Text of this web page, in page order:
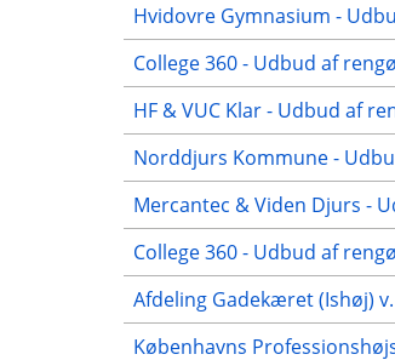
Hvidovre Gymnasium -
College 360 - Udbud af
HF & VUC Klar - Udbud af
Norddjurs Kommune -
Mercantec & Viden Djurs -
College 360 - Udbud af
Afdeling Gadekæret (Ishøj)
Københavns